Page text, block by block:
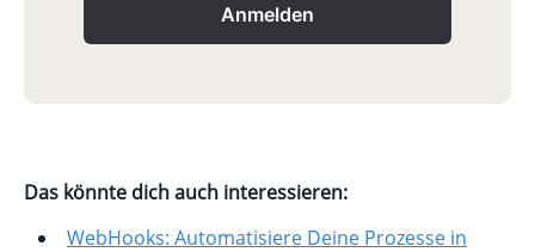
Anmelden
Das könnte dich auch interessieren:
WebHooks: Automatisiere Deine Prozesse in